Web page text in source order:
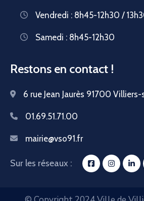
Vendredi : 8h45-12h30 /
Samedi : 8h45-12h30
Restons en contact !
6 rue Jean Jaurès 91700
01.69.51.71.00
mairie@vso91.fr
Sur les réseaux :